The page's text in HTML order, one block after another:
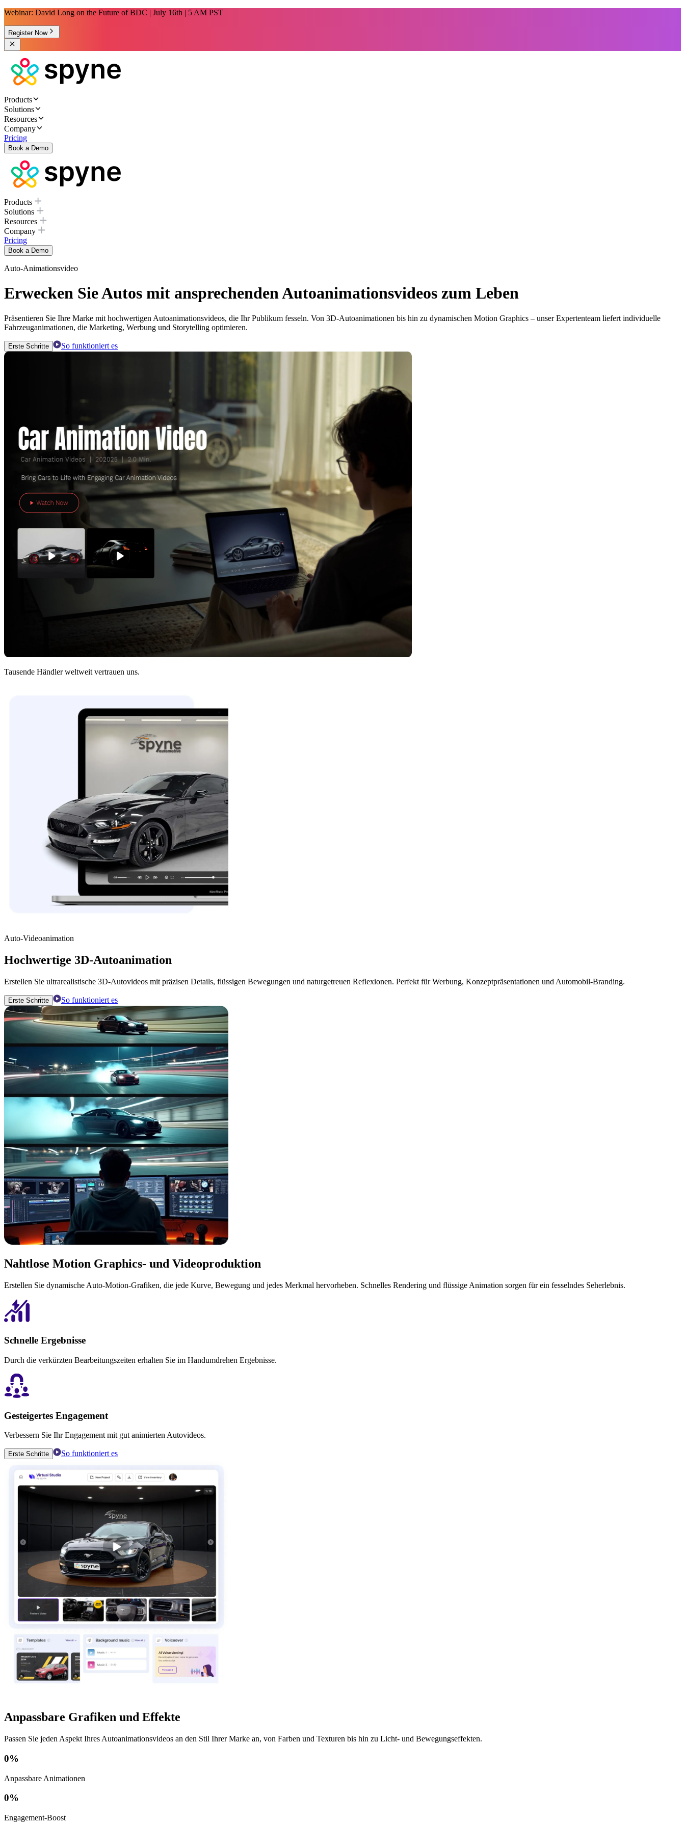
Webinar: David Long on the Future of BDC | July 16th | 5 AM PST
Register Now
Products
Solutions
Resources
Company
Pricing
Book a Demo
Products
Solutions
Resources
Company
Pricing
Book a Demo
Auto-Animationsvideo
Erwecken Sie Autos mit ansprechenden Autoanimationsvideos zum Leben
Präsentieren Sie Ihre Marke mit hochwertigen Autoanimationsvideos, die Ihr Publikum fesseln. Von 3D-Autoanimationen bis hin zu dynamischen Motion Graphics – unser Expertenteam liefert individuelle
Fahrzeuganimationen, die Marketing, Werbung und Storytelling optimieren.
Erste Schritte So funktioniert es
Tausende Händler weltweit vertrauen uns.
Auto-Videoanimation
Hochwertige 3D-Autoanimation
Erstellen Sie ultrarealistische 3D-Autovideos mit präzisen Details, flüssigen Bewegungen und naturgetreuen Reflexionen. Perfekt für Werbung, Konzeptpräsentationen und Automobil-Branding.
Erste Schritte So funktioniert es
Nahtlose Motion Graphics- und Videoproduktion
Erstellen Sie dynamische Auto-Motion-Grafiken, die jede Kurve, Bewegung und jedes Merkmal hervorheben. Schnelles Rendering und flüssige Animation sorgen für ein fesselndes Seherlebnis.
Schnelle Ergebnisse
Durch die verkürzten Bearbeitungszeiten erhalten Sie im Handumdrehen Ergebnisse.
Gesteigertes Engagement
Verbessern Sie Ihr Engagement mit gut animierten Autovideos.
Erste Schritte So funktioniert es
Anpassbare Grafiken und Effekte
Passen Sie jeden Aspekt Ihres Autoanimationsvideos an den Stil Ihrer Marke an, von Farben und Texturen bis hin zu Licht- und Bewegungseffekten.
0%
Anpassbare Animationen
0%
Engagement-Boost